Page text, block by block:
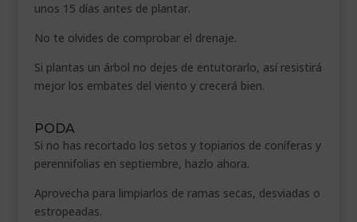
unos 15 días antes de plantar.
No te olvides de comprobar el drenaje.
Si plantas un árbol no dejes de entutorarlo, así resistirá
mejor los embates del viento y crecerá bien.
PODA
Si no has recortado los setos y topiarios de coníferas y
perennifolias en septiembre, hazlo ahora.
Aprovecha para limpiarlos de ramas secas, desviadas o
estropeadas.